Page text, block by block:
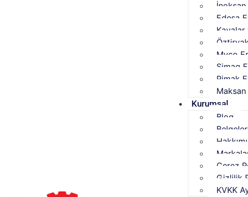
Edesa
Kayalar
Myco
Simag
Pimak
Kurumsal
Blog
Çerez
Gizlilik
KVKK